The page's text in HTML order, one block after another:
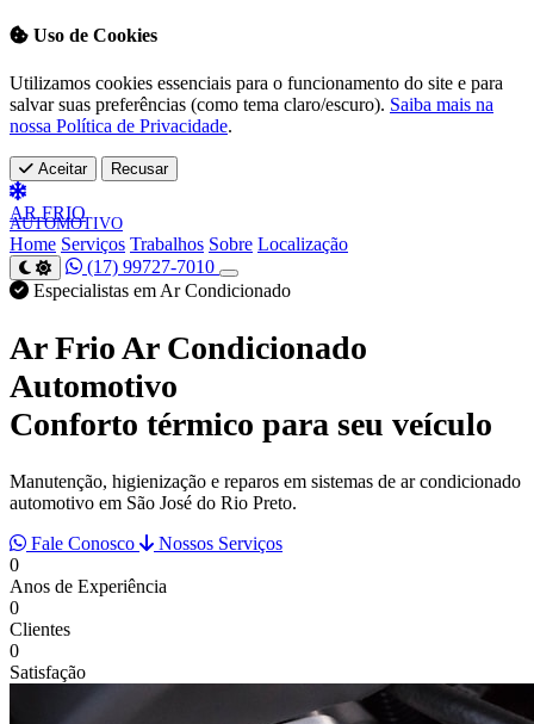
Uso de Cookies
Utilizamos cookies essenciais para o funcionamento do site e para
salvar suas preferências (como tema claro/escuro). Saiba mais na
nossa Política de Privacidade.
Aceitar Recusar
ARFRIO
AUTOMOTIVO
Home Serviços Trabalhos Sobre Localização
(17) 99727-7010
Especialistas em Ar Condicionado
Ar Frio Ar Condicionado
Automotivo
Conforto térmico para seu veículo
Manutenção, higienização e reparos em sistemas de ar condicionado
automotivo em São José do Rio Preto.
Fale Conosco
Nossos Serviços
0
Anos de Experiência
0
Clientes
0
Satisfação